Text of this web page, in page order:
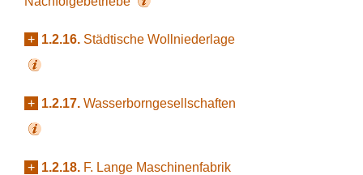
+ 1.2.16. Städtische Wollniederlage
+ 1.2.17. Wasserborngesellschaften
+ 1.2.18. F. Lange Maschinenfabrik